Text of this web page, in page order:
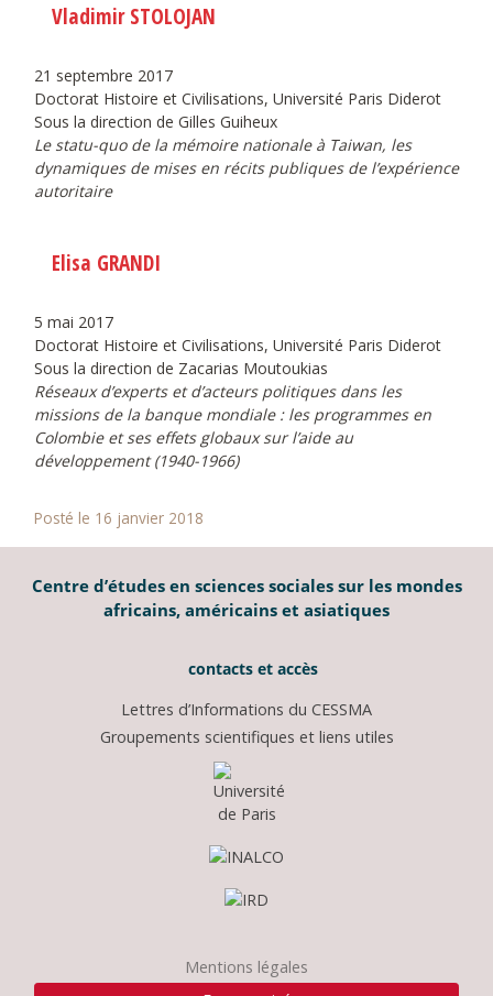
Vladimir STOLOJAN
21 septembre 2017
Doctorat Histoire et Civilisations, Université Paris Diderot
Sous la direction de Gilles Guiheux
Le statu-quo de la mémoire nationale à Taiwan, les
dynamiques de mises en récits publiques de l’expérience
autoritaire
Elisa GRANDI
5 mai 2017
Doctorat Histoire et Civilisations, Université Paris Diderot
Sous la direction de Zacarias Moutoukias
Réseaux d’experts et d’acteurs politiques dans les
missions de la banque mondiale : les programmes en
Colombie et ses effets globaux sur l’aide au
développement (1940-1966)
Posté le 16 janvier 2018
Centre d’études en sciences sociales sur les mondes
africains, américains et asiatiques
contacts et accès
Lettres d’Informations du CESSMA
Groupements scientifiques et liens utiles
Mentions légales